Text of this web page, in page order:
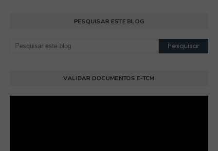
PESQUISAR ESTE BLOG
VALIDAR DOCUMENTOS E-TCM